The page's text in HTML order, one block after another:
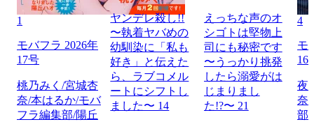
1
モバフラ 2026年
17号
桃乃みく/宮城杏
奈/本はるか/モバ
フラ編集部/陽丘
ヤンデレ殺し!!
〜執着ヤバめの
幼馴染に「私も
好き」と伝えた
ら、ラブコメル
ートにシフトし
ました〜 14
えっちな声のオ
シゴトは堅物上
司にも秘密です
〜うっかり挑発
したら溺愛がは
じまりまし
た!?〜 21
4
モ
16
夜
奈/
部